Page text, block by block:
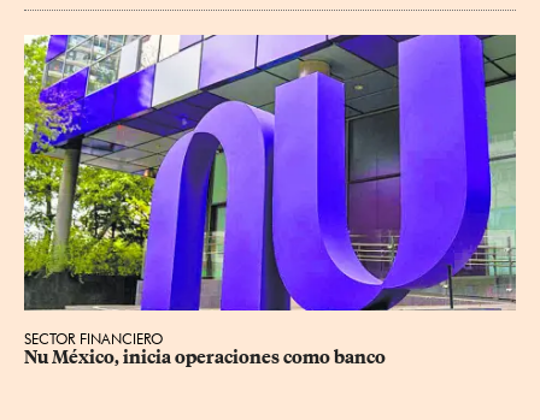
SECTOR FINANCIERO
Nu México, inicia operaciones como banco